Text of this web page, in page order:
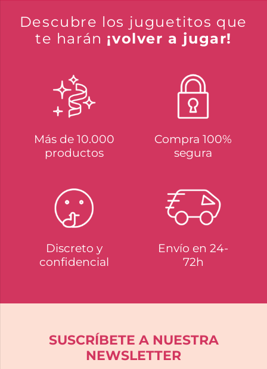
Descubre los juguetitos que
te harán ¡volver a jugar!
Más de 10.000
productos
Compra 100%
segura
Discreto y
confidencial
Envío en 24-
72h
SUSCRÍBETE A NUESTRA
NEWSLETTER